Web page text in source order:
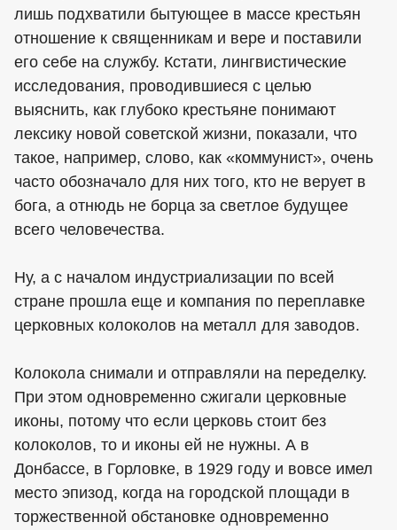
лишь подхватили бытующее в массе крестьян
отношение к священникам и вере и поставили
его себе на службу. Кстати, лингвистические
исследования, проводившиеся с целью
выяснить, как глубоко крестьяне понимают
лексику новой советской жизни, показали, что
такое, например, слово, как «коммунист», очень
часто обозначало для них того, кто не верует в
бога, а отнюдь не борца за светлое будущее
всего человечества.
Ну, а с началом индустриализации по всей
стране прошла еще и компания по переплавке
церковных колоколов на металл для заводов.
Колокола снимали и отправляли на переделку.
При этом одновременно сжигали церковные
иконы, потому что если церковь стоит без
колоколов, то и иконы ей не нужны. А в
Донбассе, в Горловке, в 1929 году и вовсе имел
место эпизод, когда на городской площади в
торжественной обстановке одновременно